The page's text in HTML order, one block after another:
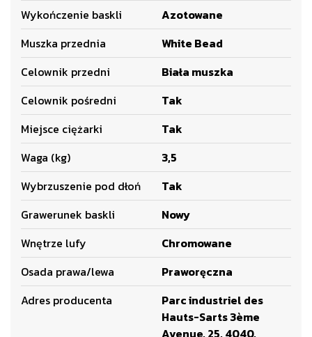
Wykończenie baskli
Azotowane
Muszka przednia
White Bead
Celownik przedni
Biała muszka
Celownik pośredni
Tak
Miejsce ciężarki
Tak
Waga (kg)
3,5
Wybrzuszenie pod dłoń
Tak
Grawerunek baskli
Nowy
Wnętrze lufy
Chromowane
Osada prawa/lewa
Praworęczna
Adres producenta
Parc industriel des
Hauts-Sarts 3ème